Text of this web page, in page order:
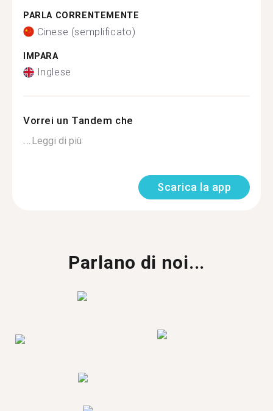
PARLA CORRENTEMENTE
Cinese (semplificato)
IMPARA
Inglese
Vorrei un Tandem che
...Leggi di più
Scarica la app
Parlano di noi...